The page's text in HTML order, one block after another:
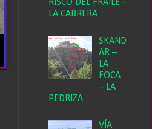
RISCO DEL FRAILE –
LA CABRERA
SKAND
AR –
LA
FOCA
– LA
PEDRIZA
VÍA